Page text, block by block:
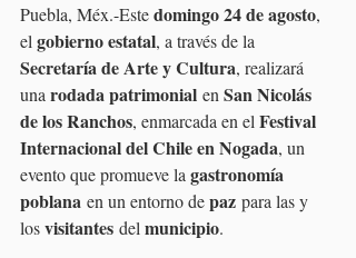
Puebla, Méx.-Este domingo 24 de agosto,
el gobierno estatal, a través de la
Secretaría de Arte y Cultura, realizará
una rodada patrimonial en San Nicolás
de los Ranchos, enmarcada en el Festival
Internacional del Chile en Nogada, un
evento que promueve la gastronomía
poblana en un entorno de paz para las y
los visitantes del municipio.